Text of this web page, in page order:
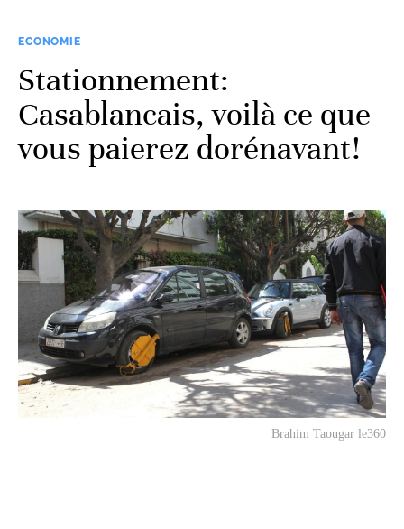
ECONOMIE
Stationnement:
Casablancais, voilà ce que
vous paierez dorénavant!
Brahim Taougar le360